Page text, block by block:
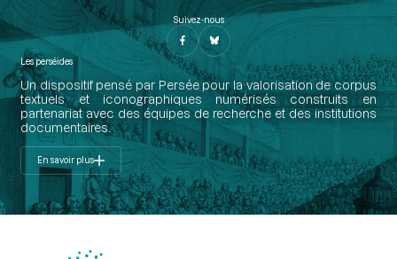
Suivez-nous
Les perséides
Un dispositif pensé par Persée pour la valorisation de corpus
textuels et iconographiques numérisés construits en
partenariat avec des équipes de recherche et des institutions
documentaires.
En savoir plus